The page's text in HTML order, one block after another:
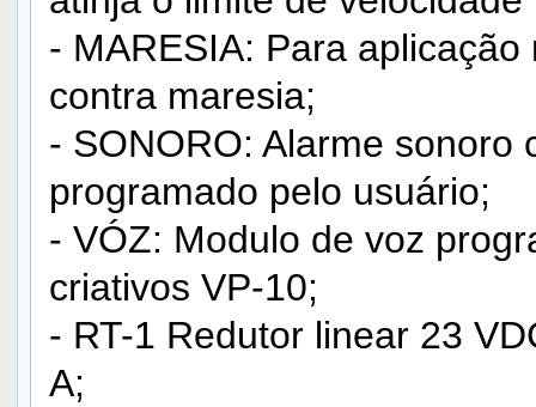
- MARESIA: Para
contra maresia;
- SONORO: Alarme sonoro
programado pelo usuário;
- VÓZ: Modulo de voz
criativos VP-10;
- RT-1 Redutor linear 23
A;